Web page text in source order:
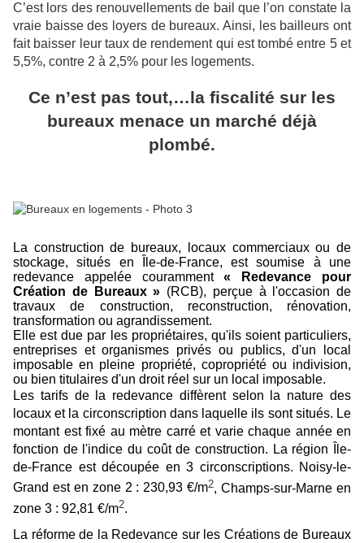
C’est lors des renouvellements de bail que l’on constate la
vraie baisse des loyers de bureaux. Ainsi, les bailleurs ont
fait baisser leur taux de rendement qui est tombé entre 5 et
5,5%, contre 2 à 2,5% pour les logements.
Ce n’est pas tout,…la fiscalité sur les
bureaux menace un marché déjà
plombé.
La construction de bureaux, locaux commerciaux ou de
stockage, situés en Île-de-France, est soumise à une
redevance appelée couramment« Redevance pour
Création de Bureaux » (RCB), perçue à l'occasion de
travaux de construction, reconstruction, rénovation,
transformation ou agrandissement.
Elle est due par les propriétaires, qu'ils soient particuliers,
entreprises et organismes privés ou publics, d'un local
imposable en pleine propriété, copropriété ou indivision,
ou bien titulaires d'un droit réel sur un local imposable.
Les tarifs de la redevance diffèrent selon la nature des
locaux et la circonscription dans laquelle ils sont situés. Le
montant est fixé au mètre carré et varie chaque année en
fonction de l'indice du coût de construction. La région Île-
de-France est découpée en 3 circonscriptions. Noisy-le-
Grand est en zone 2 : 230,93 €/m2, Champs-sur-Marne en
zone 3 : 92,81 €/m2.
La réforme de la Redevance sur les Créations de Bureaux